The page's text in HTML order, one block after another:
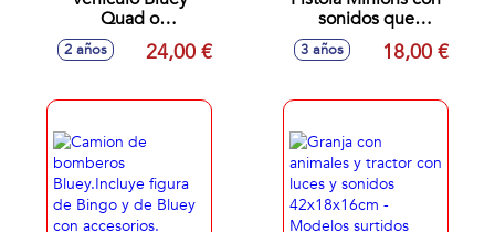
Quad o
Helicóptero con
figura y accesorios -
2 años 24,00 €
sonidos que
recrean pedos
como en la
3 años 18,00 €